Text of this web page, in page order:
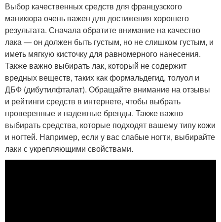
Выбор качественных средств для французского
маникюра очень важен для достижения хорошего
результата. Сначала обратите внимание на качество
лака — он должен быть густым, но не слишком густым, и
иметь мягкую кисточку для равномерного нанесения.
Также важно выбирать лак, который не содержит
вредных веществ, таких как формальдегид, толуол и
ДБФ (дибутилфталат). Обращайте внимание на отзывы
и рейтинги средств в интернете, чтобы выбрать
проверенные и надежные бренды. Также важно
выбирать средства, которые подходят вашему типу кожи
и ногтей. Например, если у вас слабые ногти, выбирайте
лаки с укрепляющими свойствами.